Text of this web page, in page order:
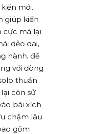
mới.
giúp kiến
cực mà lại
dẻo dai,
hành. đề
với dòng
thuần
còn sử
bài xích
chậm lâu
gồm